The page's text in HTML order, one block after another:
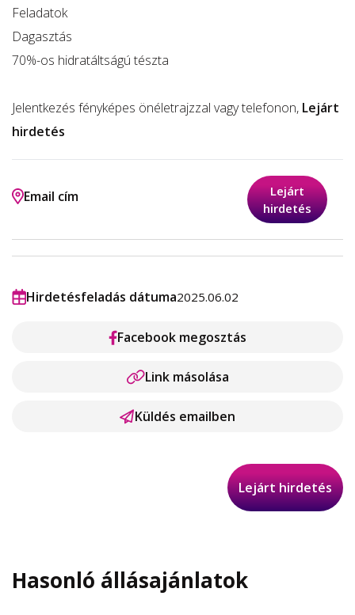
Feladatok
Dagasztás
70%-os hidratáltságú tészta
Jelentkezés fényképes önéletrajzzal vagy telefonon, Lejárt
hirdetés
Email cím
Lejárt
hirdetés
Hirdetésfeladás dátuma2025.06.02
Facebook megosztás
Link másolása
Küldés emailben
Lejárt hirdetés
Hasonló állásajánlatok